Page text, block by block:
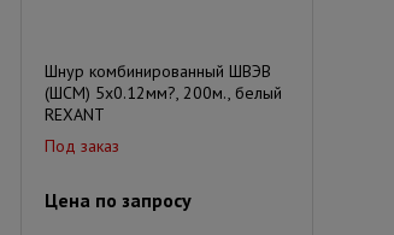
Шнур комбинированный ШВЭВ
(ШСМ) 5x0.12мм?, 200м., белый
REXANT
Под заказ
Цена по запросу